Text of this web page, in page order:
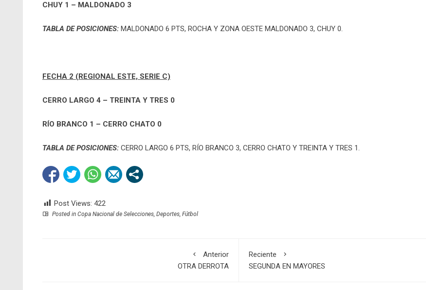
CHUY 1 – MALDONADO 3
TABLA DE POSICIONES: MALDONADO 6 PTS, ROCHA Y ZONA OESTE MALDONADO 3, CHUY 0.
FECHA 2 (REGIONAL ESTE, SERIE C)
CERRO LARGO 4 – TREINTA Y TRES 0
RÍO BRANCO 1 – CERRO CHATO 0
TABLA DE POSICIONES: CERRO LARGO 6 PTS, RÍO BRANCO 3, CERRO CHATO Y TREINTA Y TRES 1.
Post Views: 422
Posted in Copa Nacional de Selecciones, Deportes, Fútbol
Anterior
OTRA DERROTA
Reciente
SEGUNDA EN MAYORES